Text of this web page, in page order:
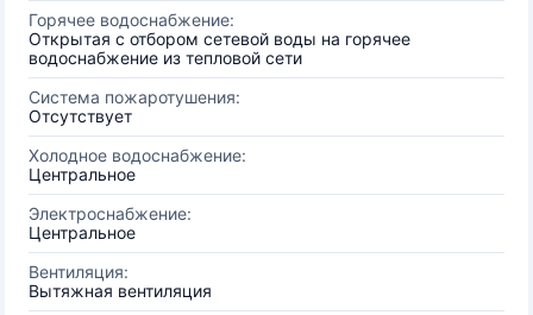
Горячее водоснабжение:
Открытая с отбором сетевой воды на горячее
водоснабжение из тепловой сети
Система пожаротушения:
Отсутствует
Холодное водоснабжение:
Центральное
Электроснабжение:
Центральное
Вентиляция:
Вытяжная вентиляция